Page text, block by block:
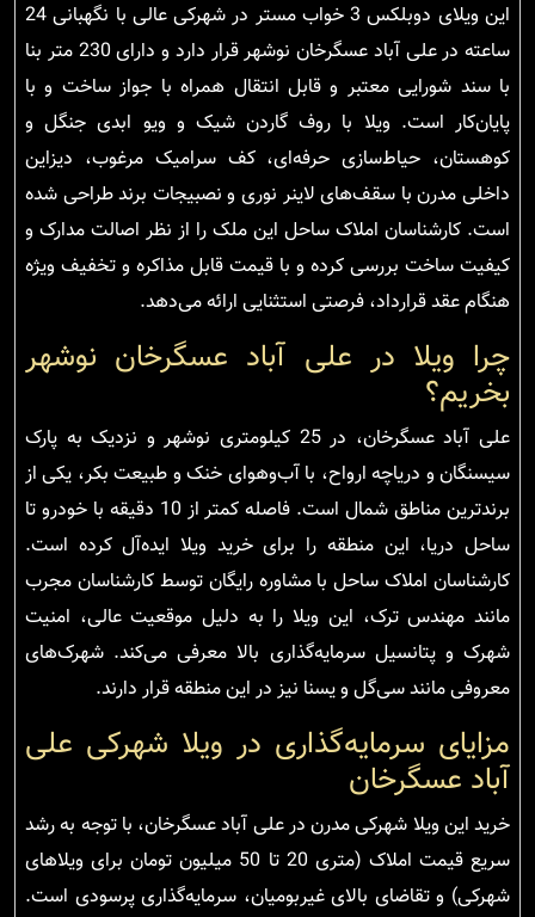
این ویلای دوبلکس 3 خواب مستر در شهرکی عالی با نگهبانی 24
ساعته در علی آباد عسگرخان نوشهر قرار دارد و دارای 230 متر بنا
با سند شورایی معتبر و قابل انتقال همراه با جواز ساخت و با
پایان‌کار است. ویلا با روف گاردن شیک و ویو ابدی جنگل و
کوهستان، حیاط‌سازی حرفه‌ای، کف سرامیک مرغوب، دیزاین
داخلی مدرن با سقف‌های لاینر نوری و نصبیجات برند طراحی شده
است. کارشناسان املاک ساحل این ملک را از نظر اصالت مدارک و
کیفیت ساخت بررسی کرده و با قیمت قابل مذاکره و تخفیف ویژه
هنگام عقد قرارداد، فرصتی استثنایی ارائه می‌دهد.
چرا ویلا در علی آباد عسگرخان نوشهر
بخریم؟
علی آباد عسگرخان، در 25 کیلومتری نوشهر و نزدیک به پارک
سیسنگان و دریاچه ارواح، با آب‌وهوای خنک و طبیعت بکر، یکی از
برندترین مناطق شمال است. فاصله کمتر از 10 دقیقه با خودرو تا
ساحل دریا، این منطقه را برای خرید ویلا ایده‌آل کرده است.
کارشناسان املاک ساحل با مشاوره رایگان توسط کارشناسان مجرب
مانند مهندس ترک، این ویلا را به دلیل موقعیت عالی، امنیت
شهرک و پتانسیل سرمایه‌گذاری بالا معرفی می‌کند. شهرک‌های
معروفی مانند سی‌گل و یسنا نیز در این منطقه قرار دارند.
مزایای سرمایه‌گذاری در ویلا شهرکی علی
آباد عسگرخان
خرید این ویلا شهرکی مدرن در علی آباد عسگرخان، با توجه به رشد
سریع قیمت املاک (متری 20 تا 50 میلیون تومان برای ویلاهای
شهرکی) و تقاضای بالای غیربومیان، سرمایه‌گذاری پرسودی است.